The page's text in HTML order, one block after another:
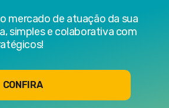
mercado de atuação da sua
simples e colaborativa com
CONFIRA